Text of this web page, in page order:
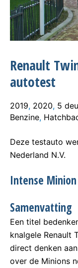
Renault
autotest
2019, 2020, 5
Benzine,
Deze testauto
Nederland N.V.
Intense Minion
Samenvatting
Een titel
knalgele Renault
direct denken
over de Minions